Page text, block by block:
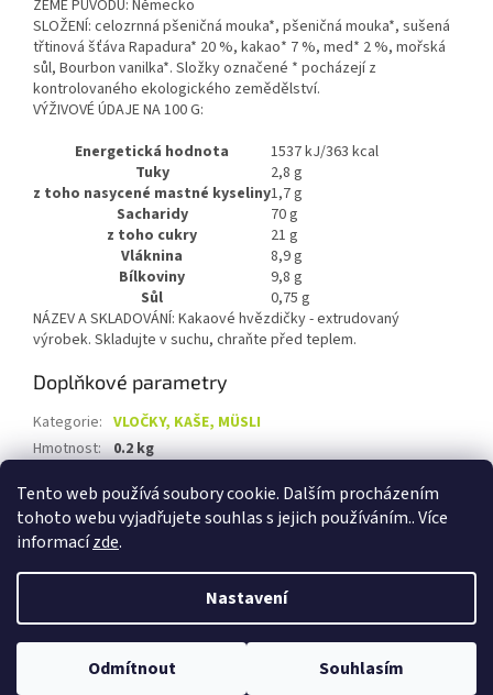
Tento web používá soubory cookie. Dalším procházením
tohoto webu vyjadřujete souhlas s jejich používáním.. Více
informacízde.
Nastavení
Odmítnout Souhlasím
ZEMĚ PŮVODU: Německo
SLOŽENÍ: celozrnná pšeničná mouka*, pšeničná mouka*, sušená
třtinová šťáva Rapadura* 20 %, kakao* 7 %, med* 2 %, mořská
sůl, Bourbon vanilka*. Složky označené * pocházejí z
kontrolovaného ekologického zemědělství.
VÝŽIVOVÉ ÚDAJE NA 100 G:
Energetická hodnota
1537 kJ/363 kcal
Tuky
2,8 g
z toho nasycené mastné kyseliny1,7 g
Sacharidy
70 g
z toho cukry
21 g
Vláknina
8,9 g
Bílkoviny
9,8 g
Sůl
0,75 g
NÁZEV A SKLADOVÁNÍ: Kakaové hvězdičky - extrudovaný
výrobek. Skladujte v suchu, chraňte před teplem.
Doplňkové parametry
Kategorie: VLOČKY, KAŠE, MÜSLI
Hmotnost: 0.2 kg
Copyright 2026Biolevel.cz. Všechna práva vyhrazena.Upravit